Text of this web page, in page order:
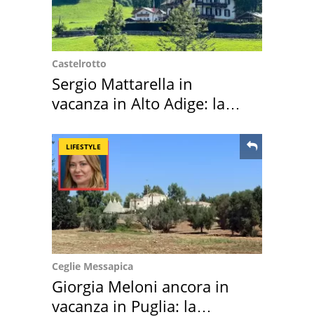
Castelrotto
Sergio Mattarella in
vacanza in Alto Adige: la
LIFESTYLE
Ceglie Messapica
Giorgia Meloni ancora in
vacanza in Puglia: la